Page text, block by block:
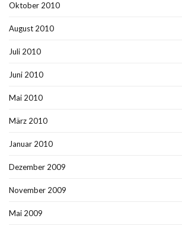
Oktober 2010
August 2010
Juli 2010
Juni 2010
Mai 2010
März 2010
Januar 2010
Dezember 2009
November 2009
Mai 2009